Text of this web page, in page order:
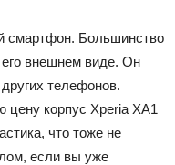
смартфон. Большинство
его внешнем виде. Он
телефонов.
цену корпус Xperia XA1
что тоже не
если вы уже